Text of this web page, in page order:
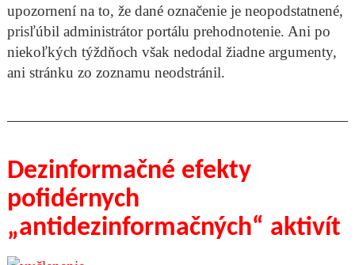
upozornení na to, že dané označenie je neopodstatnené,
prisľúbil administrátor portálu prehodnotenie. Ani po
niekoľkých týždňoch však nedodal žiadne argumenty,
ani stránku zo zoznamu neodstránil.
Dezinformačné efekty
pofidérnych
„antidezinformačných“ aktivít